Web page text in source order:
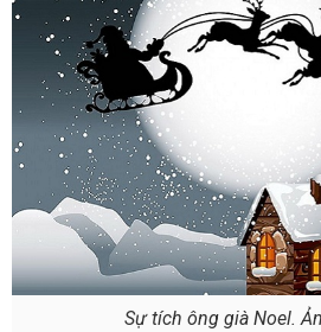
Sự tích ông già Noel.